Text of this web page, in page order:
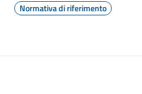
Normativa di riferimento